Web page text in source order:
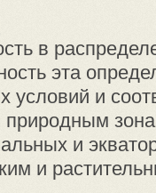
в
эта
и
природным
и
и